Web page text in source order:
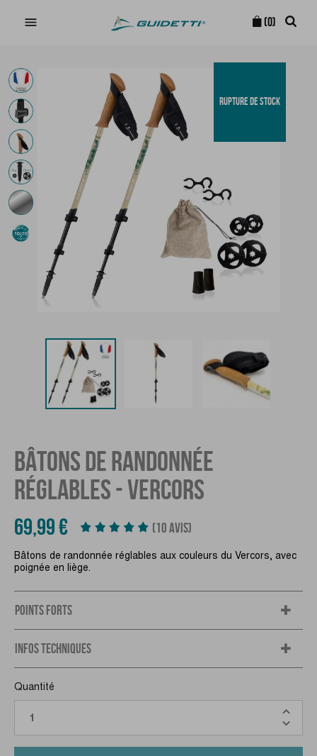
 (0)
RUPTURE DE STOCK
BÂTONS DE RANDONNÉE
RÉGLABLES - VERCORS
69,99 € (10 AVIS)
Bâtons de randonnée réglables aux couleurs du Vercors, avec
poignée en liège.
POINTS FORTS
INFOS TECHNIQUES
Quantité